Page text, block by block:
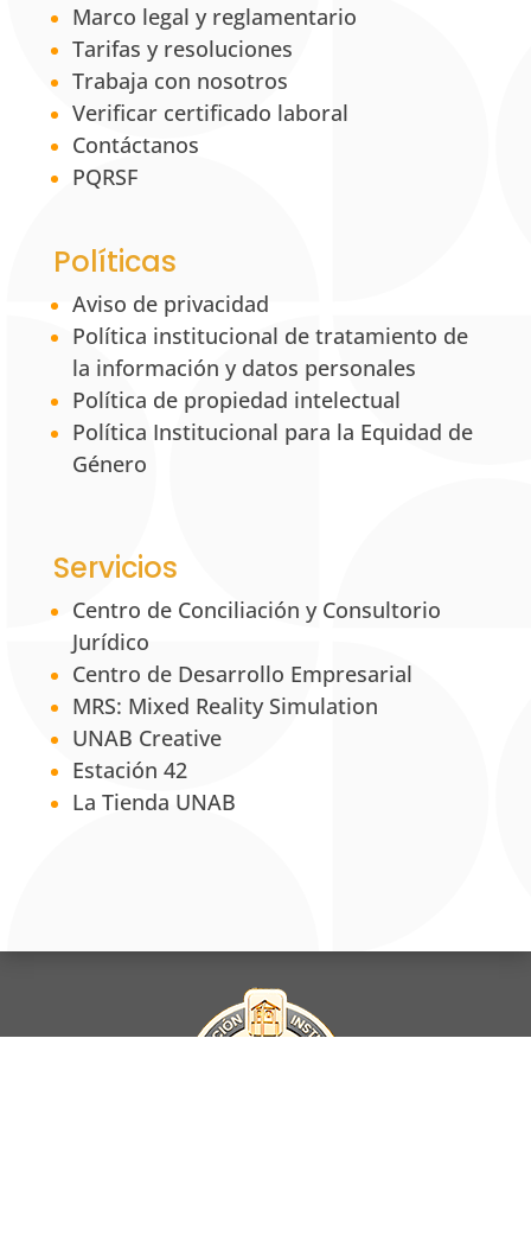
Marco legal y reglamentario
Tarifas y resoluciones
Trabaja con nosotros
Verificar certificado laboral
Contáctanos
PQRSF
Políticas
Aviso de privacidad
Política institucional de tratamiento de
la información y datos personales
Política de propiedad intelectual
Política Institucional para la Equidad de
Género
Servicios
Centro de Conciliación y Consultorio
Jurídico
Centro de Desarrollo Empresarial
MRS: Mixed Reality Simulation
UNAB Creative
Estación 42
La Tienda UNAB